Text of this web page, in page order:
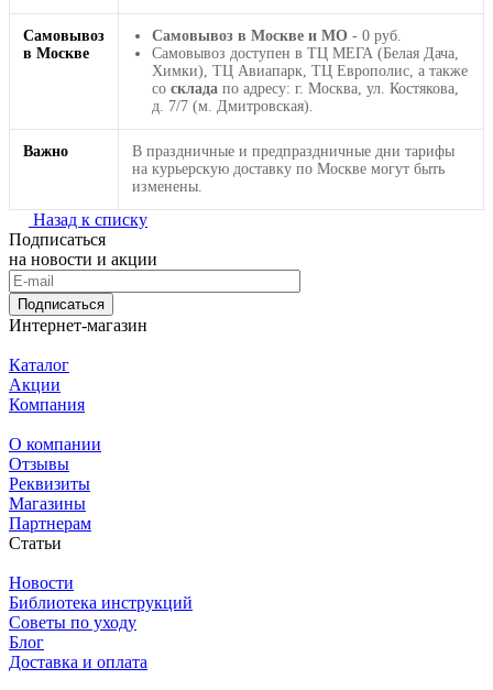
Самовывоз
в Москве
Самовывоз в Москве и МО - 0 руб.
Самовывоз доступен в ТЦ МЕГА (Белая Дача,
Химки), ТЦ Авиапарк, ТЦ Европолис, а также
со склада по адресу: г. Москва, ул. Костякова,
д. 7/7 (м. Дмитровская).
Важно
В праздничные и предпраздничные дни тарифы
на курьерскую доставку по Москве могут быть
изменены.
Назад к списку
Подписаться
на новости и акции
Подписаться
Интернет-магазин
Каталог
Акции
Компания
О компании
Отзывы
Реквизиты
Магазины
Партнерам
Статьи
Новости
Библиотека инструкций
Советы по уходу
Блог
Доставка и оплата